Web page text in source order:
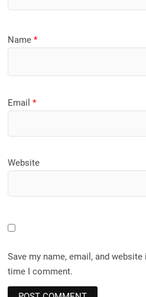
Name*
Email*
Website
Save my name, email, and
time I comment.